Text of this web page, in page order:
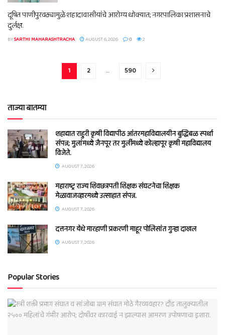
दूषित पाणीपुरवठ्यामुळे शहादावासीयांचे आरोग्य धोक्यात; नगरपालिका प्रशासनाचे
दुर्लक्ष.
BYSARTHI MAHARASHTRACHA AUGUST 6, 2026 0 2
1 2 … 590
ताज्या बातम्या
शहाद्यात राहुरी कृषी विद्यापीठ आंतरमहाविद्यालयीन बुद्धिबळ स्पर्धा
संपन्न; मुलांमध्ये जैनपूर तर मुलींमध्ये कोल्हापूर कृषी महाविद्यालय
विजेते.
AUGUST 7, 2026
महाराष्ट्र राज्य शिवछत्रपती शिक्षक संघटनेचा शिक्षक
मेळावाजव्हारमध्ये उत्साहात संपन्न.
AUGUST 7, 2026
दत्तनगर येथे मारहाणी प्रकरणी माहूर पोलिसांत गुन्हा दाखल
AUGUST 7, 2026
Popular Stories